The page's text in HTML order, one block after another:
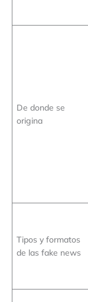
De donde se
origina
Tipos y formatos
de las fake news